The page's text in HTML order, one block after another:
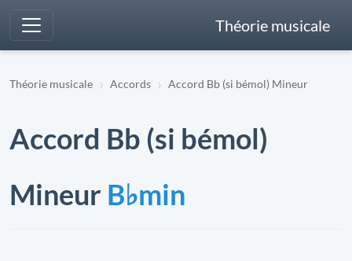
Théorie musicale
Théorie musicale Accords Accord Bb (si bémol) Mineur
Accord Bb (si bémol)
Mineur B♭min